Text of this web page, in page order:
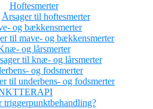
Hoftesmerter
Årsager til hoftesmerter
og bækkensmerter
til mave- og bækkensmerter
og lårsmerter
til knæ- og lårsmerter
og fodsmerter
til underbens- og fodsmerter
triggerpunktbehandling?